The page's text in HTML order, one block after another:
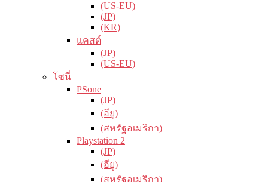
(US-EU)
(JP)
(KR)
แคสต์
(JP)
(US-EU)
โซนี่
PSone
(JP)
(อียู)
(สหรัฐอเมริกา)
Playstation 2
(JP)
(อียู)
(สหรัฐอเมริกา)